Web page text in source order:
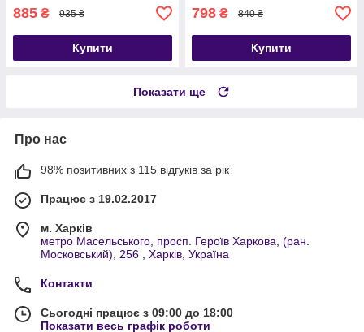
885 ₴ 935 ₴
Купити
798 ₴ 840 ₴
Купити
Показати ще
Про нас
98% позитивних з 115 відгуків за рік
Працює з 19.02.2017
м. Харків
метро Масельського, просп. Героїв Харкова, (ран.
Московський), 256 , Харків, Україна
Контакти
Сьогодні працює з 09:00 до 18:00
Показати весь графік роботи